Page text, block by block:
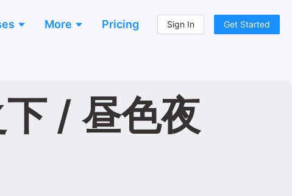
More Pricing Sign In Get Started
/ 昼色夜